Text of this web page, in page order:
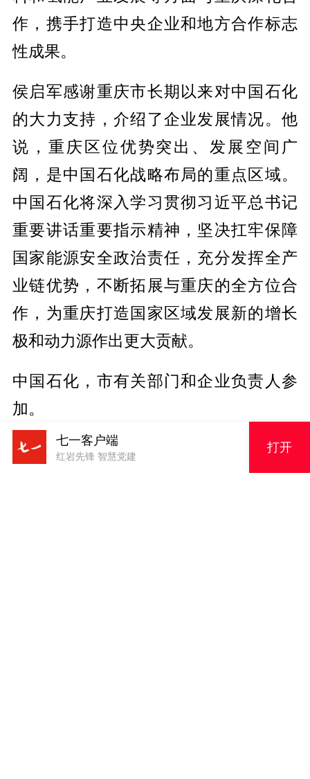
作，携手打造中央企业和地方合作标志
性成果。
侯启军感谢重庆市长期以来对中国石化
的大力支持，介绍了企业发展情况。他
说，重庆区位优势突出、发展空间广
阔，是中国石化战略布局的重点区域。
中国石化将深入学习贯彻习近平总书记
重要讲话重要指示精神，坚决扛牢保障
国家能源安全政治责任，充分发挥全产
业链优势，不断拓展与重庆的全方位合
作，为重庆打造国家区域发展新的增长
极和动力源作出更大贡献。
中国石化，市有关部门和企业负责人参
加。
编辑：王柏林
七一客户端
红岩先锋 智慧党建
打开